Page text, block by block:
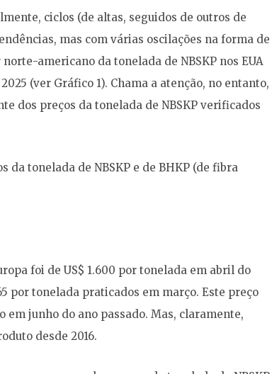
ciclos (de altas, seguidos de outros de
mas com várias oscilações na forma de
americano da tonelada de NBSKP nos EUA
(ver Gráfico 1). Chama a atenção, no entanto,
dos preços da tonelada de NBSKP verificados
da tonelada de NBSKP e de BHKP (de fibra
foi de US$ 1.600 por tonelada em abril do
por tonelada praticados em março. Este preço
em junho do ano passado. Mas, claramente,
desde 2016.